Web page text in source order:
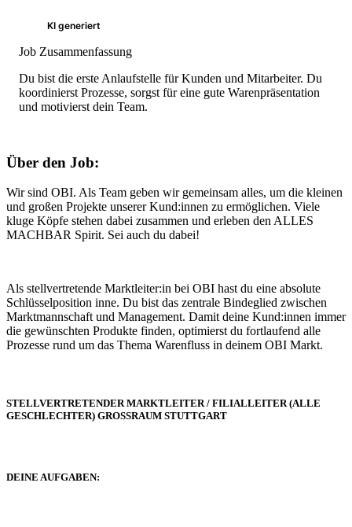
KI generiert
Job Zusammenfassung
Du bist die erste Anlaufstelle für Kunden und Mitarbeiter. Du
koordinierst Prozesse, sorgst für eine gute Warenpräsentation
und motivierst dein Team.
Über den Job:
Wir sind OBI. Als Team geben wir gemeinsam alles, um die kleinen
und großen Projekte unserer Kund:innen zu ermöglichen. Viele
kluge Köpfe stehen dabei zusammen und erleben den ALLES
MACHBAR Spirit. Sei auch du dabei!
Als stellvertretende Marktleiter:in bei OBI hast du eine absolute
Schlüsselposition inne. Du bist das zentrale Bindeglied zwischen
Marktmannschaft und Management. Damit deine Kund:innen immer
die gewünschten Produkte finden, optimierst du fortlaufend alle
Prozesse rund um das Thema Warenfluss in deinem OBI Markt.
STELLVERTRETENDER MARKTLEITER / FILIALLEITER (ALLE
GESCHLECHTER) GROSSRAUM STUTTGART
DEINE AUFGABEN: